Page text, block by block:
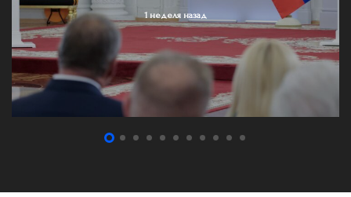
1 неделя назад